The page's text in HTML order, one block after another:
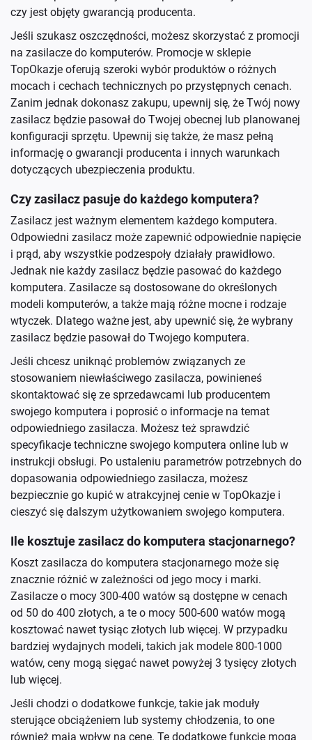
czy jest objęty gwarancją producenta.
Jeśli szukasz oszczędności, możesz skorzystać z promocji
na zasilacze do komputerów. Promocje w sklepie
TopOkazje oferują szeroki wybór produktów o różnych
mocach i cechach technicznych po przystępnych cenach.
Zanim jednak dokonasz zakupu, upewnij się, że Twój nowy
zasilacz będzie pasował do Twojej obecnej lub planowanej
konfiguracji sprzętu. Upewnij się także, że masz pełną
informację o gwarancji producenta i innych warunkach
dotyczących ubezpieczenia produktu.
Czy zasilacz pasuje do każdego komputera?
Zasilacz jest ważnym elementem każdego komputera.
Odpowiedni zasilacz może zapewnić odpowiednie napięcie
i prąd, aby wszystkie podzespoły działały prawidłowo.
Jednak nie każdy zasilacz będzie pasować do każdego
komputera. Zasilacze są dostosowane do określonych
modeli komputerów, a także mają różne mocne i rodzaje
wtyczek. Dlatego ważne jest, aby upewnić się, że wybrany
zasilacz będzie pasował do Twojego komputera.
Jeśli chcesz uniknąć problemów związanych ze
stosowaniem niewłaściwego zasilacza, powinieneś
skontaktować się ze sprzedawcami lub producentem
swojego komputera i poprosić o informacje na temat
odpowiedniego zasilacza. Możesz też sprawdzić
specyfikacje techniczne swojego komputera online lub w
instrukcji obsługi. Po ustaleniu parametrów potrzebnych do
dopasowania odpowiedniego zasilacza, możesz
bezpiecznie go kupić w atrakcyjnej cenie w TopOkazje i
cieszyć się dalszym użytkowaniem swojego komputera.
Ile kosztuje zasilacz do komputera stacjonarnego?
Koszt zasilacza do komputera stacjonarnego może się
znacznie różnić w zależności od jego mocy i marki.
Zasilacze o mocy 300-400 watów są dostępne w cenach
od 50 do 400 złotych, a te o mocy 500-600 watów mogą
kosztować nawet tysiąc złotych lub więcej. W przypadku
bardziej wydajnych modeli, takich jak modele 800-1000
watów, ceny mogą sięgać nawet powyżej 3 tysięcy złotych
lub więcej.
Jeśli chodzi o dodatkowe funkcje, takie jak moduły
sterujące obciążeniem lub systemy chłodzenia, to one
również mają wpływ na cenę. Te dodatkowe funkcje mogą